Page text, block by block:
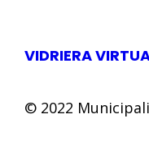
VIDRIERA
© 2022